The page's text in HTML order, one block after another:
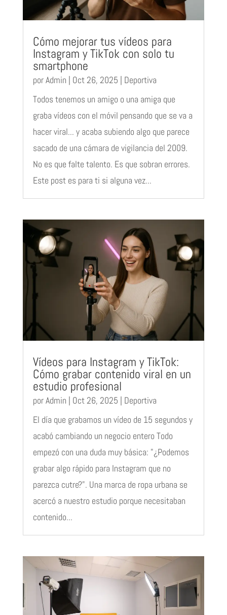
Cómo mejorar tus vídeos para
Instagram y TikTok con solo tu
smartphone
porAdmin | Oct 26, 2025 | Deportiva
Todos tenemos un amigo o una amiga que
graba vídeos con el móvil pensando que se va a
hacer viral... y acaba subiendo algo que parece
sacado de una cámara de vigilancia del 2009.
No es que falte talento. Es que sobran errores.
Este post es para ti si alguna vez...
Vídeos para Instagram y TikTok:
Cómo grabar contenido viral en un
estudio profesional
porAdmin | Oct 26, 2025 | Deportiva
El día que grabamos un vídeo de 15 segundos y
acabó cambiando un negocio entero Todo
empezó con una duda muy básica: "¿Podemos
grabar algo rápido para Instagram que no
parezca cutre?". Una marca de ropa urbana se
acercó a nuestro estudio porque necesitaban
contenido...